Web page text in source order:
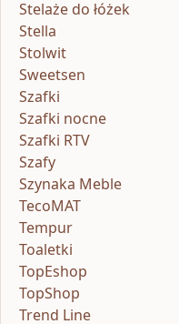
Stelaże do łóżek
Stella
Stolwit
Sweetsen
Szafki
Szafki nocne
Szafki RTV
Szafy
Szynaka Meble
TecoMAT
Tempur
Toaletki
TopEshop
TopShop
Trend Line